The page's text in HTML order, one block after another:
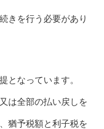
きを行う必要があり
となっています。
は全部の払い戻しを
猶予税額と利子税を